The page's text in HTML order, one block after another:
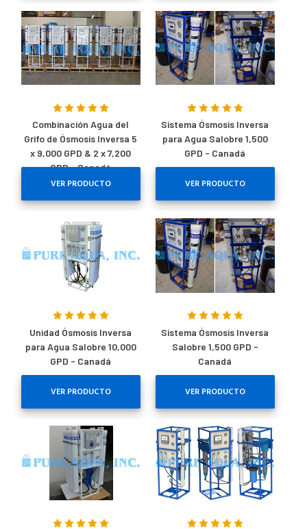
Combinación Agua del
Grifo de Ósmosis Inversa 5
x 9,000 GPD & 2 x 7,200
GPD - Canadá
VER PRODUCTO
Sistema Ósmosis Inversa
para Agua Salobre 1,500
GPD - Canadá
VER PRODUCTO
Unidad Ósmosis Inversa
para Agua Salobre 10,000
GPD - Canadá
VER PRODUCTO
Sistema Ósmosis Inversa
Salobre 1,500 GPD -
Canadá
VER PRODUCTO